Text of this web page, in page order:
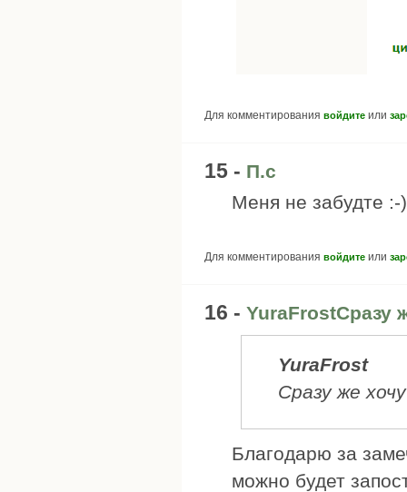
Для комментирования войдите или
15 - П.с
Меня не забудте :-)
Для комментирования войдите или
16 - YuraFrostСразу
YuraFrost
Сразу же
Благодарю за
можно будет